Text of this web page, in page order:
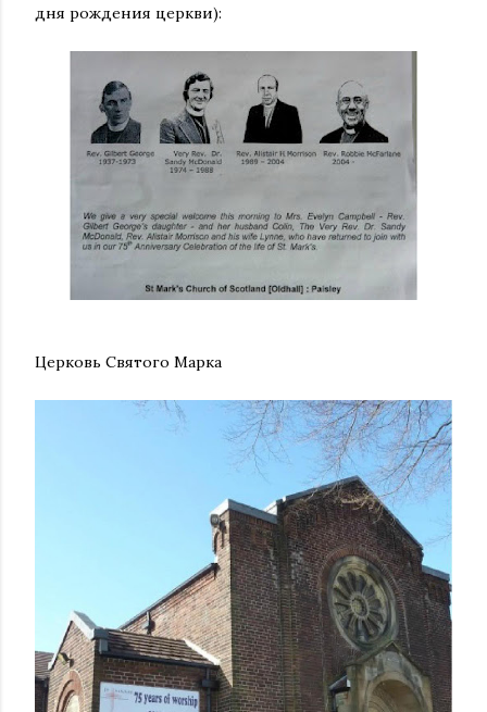
дня рождения церкви):
Церковь Святого Марка